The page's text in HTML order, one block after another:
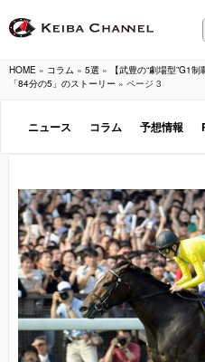
HOME » コラム » 5選 »
【武豊の“劇場型”G1
「84分の5」のストーリー » ページ 3
ニュース コラム 予想情報